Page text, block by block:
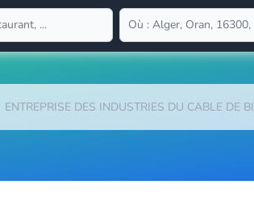
ENTREPRISE DES INDUSTRIES DU CABLE DE